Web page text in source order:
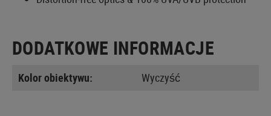
DODATKOWE INFORMACJE
Kolor obiektywu: Wyczyść